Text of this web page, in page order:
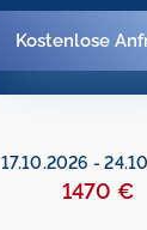
Kostenlose
17.10.2026 -
1470 €